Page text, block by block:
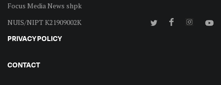
Focus Media News shpk
NUIS/NIPT K21909002K
PRIVACY POLICY
CONTACT